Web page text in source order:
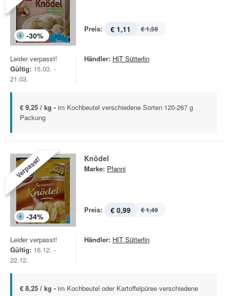
-30%
Preis: € 1,11 € 1,59
Leider verpasst!
Gültig: 15.03. -
21.03.
Händler: HIT Sütterlin
€ 9,25 / kg - im Kochbeutel verschiedene Sorten 120-267 g
Packung
Verpasst!
-34%
Knödel
Marke: Pfanni
Preis: € 0,99 € 1,49
Leider verpasst!
Gültig: 16.12. -
22.12.
Händler: HIT Sütterlin
€ 8,25 / kg - im Kochbeutel oder Kartoffelpüree verschiedene